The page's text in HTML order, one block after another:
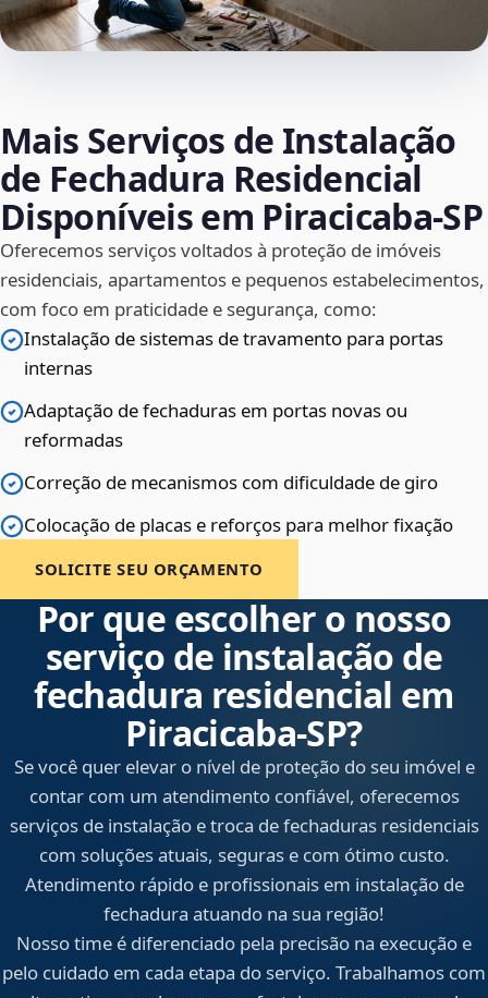
Mais Serviços de Instalação
de Fechadura Residencial
Disponíveis em Piracicaba‑SP
Oferecemos serviços voltados à proteção de imóveis
residenciais, apartamentos e pequenos estabelecimentos,
com foco em praticidade e segurança, como:
Instalação de sistemas de travamento para portas
internas
Adaptação de fechaduras em portas novas ou
reformadas
Correção de mecanismos com dificuldade de giro
Colocação de placas e reforços para melhor fixação
SOLICITE SEU ORÇAMENTO
Por que escolher o nosso
serviço de instalação de
fechadura residencial em
Piracicaba‑SP?
Se você quer elevar o nível de proteção do seu imóvel e
contar com um atendimento confiável, oferecemos
serviços de instalação e troca de fechaduras residenciais
com soluções atuais, seguras e com ótimo custo.
Atendimento rápido e profissionais em instalação de
fechadura atuando na sua região!
Nosso time é diferenciado pela precisão na execução e
pelo cuidado em cada etapa do serviço. Trabalhamos com